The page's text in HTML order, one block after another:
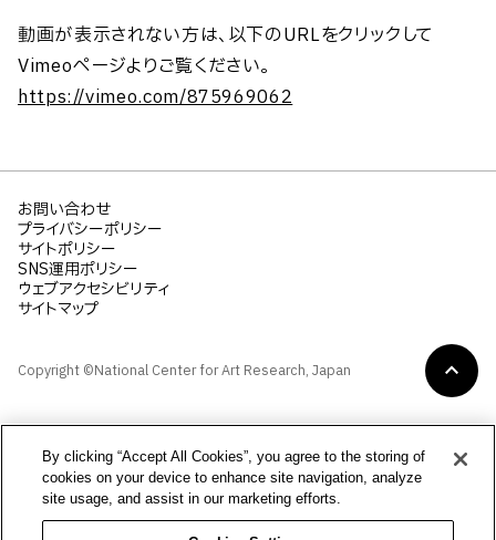
動画が表示されない方は、以下のURLをクリックして
Vimeoページよりご覧ください。
https://vimeo.com/875969062
Copyright ©National Center for Art Research, Japan
お問い合わせ
プライバシーポリシー
サイトポリシー
SNS運用ポリシー
ウェブアクセシビリティ
サイトマップ
By clicking “Accept All Cookies”, you agree to the storing of
cookies on your device to enhance site navigation, analyze
site usage, and assist in our marketing efforts.